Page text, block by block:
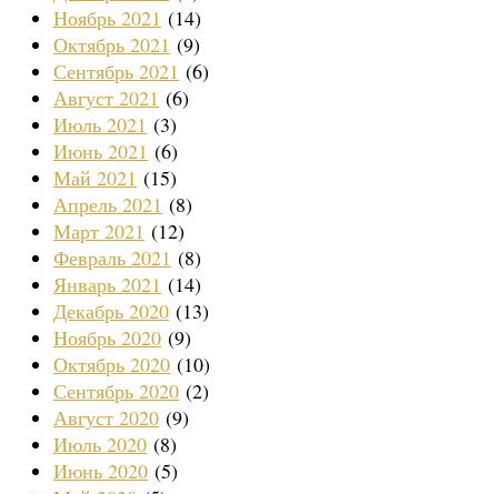
Ноябрь 2021 (14)
Октябрь 2021 (9)
Сентябрь 2021 (6)
Август 2021 (6)
Июль 2021 (3)
Июнь 2021 (6)
Май 2021 (15)
Апрель 2021 (8)
Март 2021 (12)
Февраль 2021 (8)
Январь 2021 (14)
Декабрь 2020 (13)
Ноябрь 2020 (9)
Октябрь 2020 (10)
Сентябрь 2020 (2)
Август 2020 (9)
Июль 2020 (8)
Июнь 2020 (5)